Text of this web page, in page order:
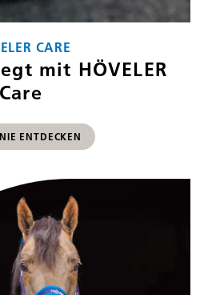
CARE
mit HÖVELER
Care
ENTDECKEN